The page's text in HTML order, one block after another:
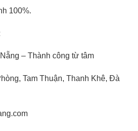
100%.
– Thành công từ tâm
Tam Thuận, Thanh Khê, Đà